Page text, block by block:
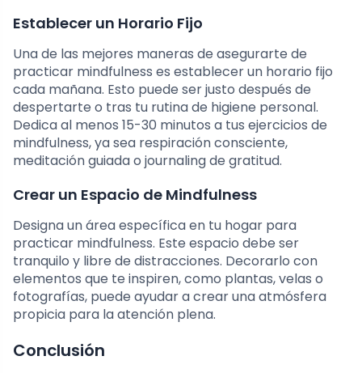
Establecer un Horario Fijo
Una de las mejores maneras de asegurarte de
practicar mindfulness es establecer un horario fijo
cada mañana. Esto puede ser justo después de
despertarte o tras tu rutina de higiene personal.
Dedica al menos 15-30 minutos a tus ejercicios de
mindfulness, ya sea respiración consciente,
meditación guiada o journaling de gratitud.
Crear un Espacio de Mindfulness
Designa un área específica en tu hogar para
practicar mindfulness. Este espacio debe ser
tranquilo y libre de distracciones. Decorarlo con
elementos que te inspiren, como plantas, velas o
fotografías, puede ayudar a crear una atmósfera
propicia para la atención plena.
Conclusión